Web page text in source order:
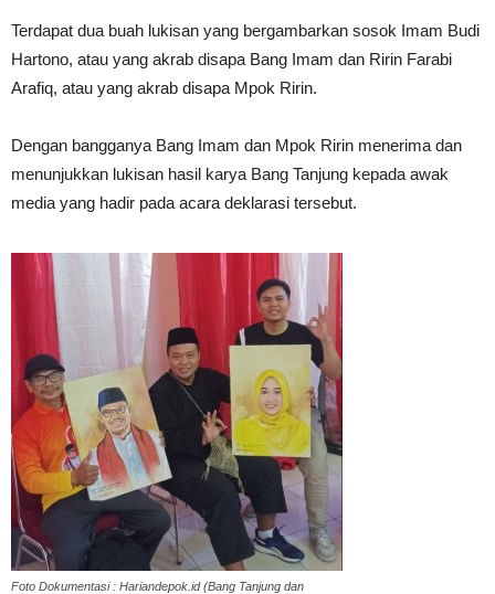
Terdapat dua buah lukisan yang bergambarkan sosok Imam Budi
Hartono, atau yang akrab disapa Bang Imam dan Ririn Farabi
Arafiq, atau yang akrab disapa Mpok Ririn.
Dengan bangganya Bang Imam dan Mpok Ririn menerima dan
menunjukkan lukisan hasil karya Bang Tanjung kepada awak
media yang hadir pada acara deklarasi tersebut.
Foto Dokumentasi : Hariandepok.id (Bang Tanjung dan